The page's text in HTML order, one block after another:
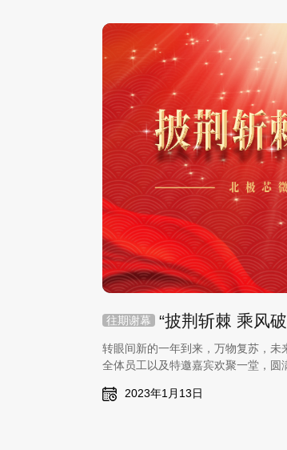
往期谢幕
转眼间新的一年到来，万物复苏，未
全体员工以及特邀嘉宾欢聚一堂，圆
2023年1月13日